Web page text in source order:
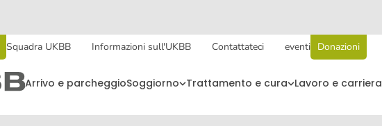
Squadra UKBB Informazioni sull'UKBB Contattateci eventi Donazioni
Arrivo e parcheggioSoggiorno Trattamento e cura Lavoro e carriera